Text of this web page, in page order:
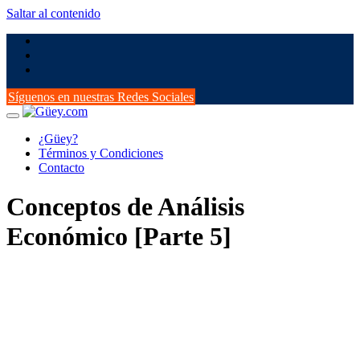
Saltar al contenido
Síguenos en nuestras Redes Sociales
¿Güey?
Términos y Condiciones
Contacto
Conceptos de Análisis
Económico [Parte 5]